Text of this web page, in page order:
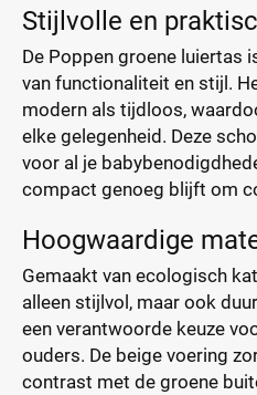
Stijlvolle en
De Poppen groene luiertas
van functionaliteit en stijl.
modern als tijdloos,
elke gelegenheid. Deze
voor al je
compact genoeg blijft om
Hoogwaardige
Gemaakt van ecologisch
alleen stijlvol, maar ook
een verantwoorde keuze
ouders. De beige voering
contrast met de groene